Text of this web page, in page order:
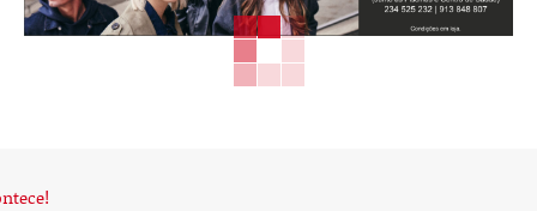
regionalista, pluralista e independente cuja principal